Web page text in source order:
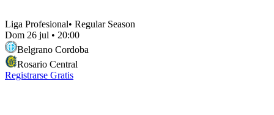
Liga Profesional• Regular Season
Dom 26 jul • 20:00
Belgrano Cordoba
Rosario Central
Registrarse Gratis